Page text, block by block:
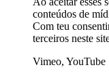
conteúdos de
Com teu
terceiros neste
Vimeo, YouTube